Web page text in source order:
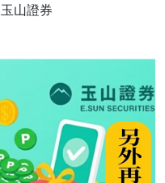
玉山證券